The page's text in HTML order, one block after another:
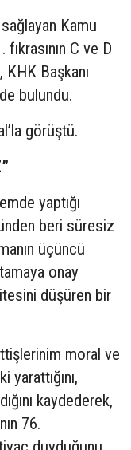
Kamu
C ve D
Başkanı
bulundu.
görüştü.
yaptığı
beri süresiz
üçüncü
onay
düşüren bir
moral ve
kaydederek,
76.